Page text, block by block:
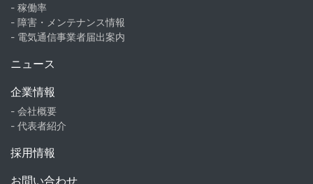
- 稼働率
- 障害・メンテナンス情報
- 電気通信事業者届出案内
ニュース
企業情報
- 会社概要
- 代表者紹介
採用情報
お問い合わせ